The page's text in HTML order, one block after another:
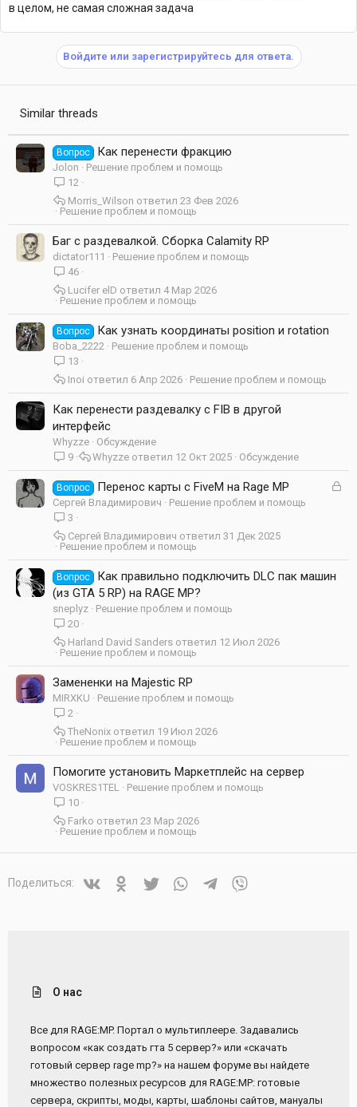
в целом, не самая сложная задача
Войдите или зарегистрируйтесь для ответа.
Similar threads
Вопрос Как перенести фракцию
Jolon
Решение проблем и помощь
12
Решение проблем и помощь
23 Фев 2026
Morris_Wilson
Баг с раздевалкой. Сборка Calamity RP
dictator111
Решение проблем и помощь
46
Решение проблем и помощь
4 Мар 2026
Lucifer elD
Вопрос Как узнать координаты position и rotation
Boba_2222
Решение проблем и помощь
13
Решение проблем и помощь
6 Апр 2026
Inoi
Как перенести раздевалку с FIB в другой
интерфейс
Whyzze
Обсуждение
9
Обсуждение
12 Окт 2025
Whyzze
З
т
Вопрос Перенос карты с FiveM на Rage MP
Сергей Владимирович
Решение проблем и помощь
3
Решение проблем и помощь
31 Дек 2025
Сергей Владимирович
Вопрос
Как правильно подключить DLC пак машин
(из GTA 5 RP) на RAGE MP?
sneplyz
Решение проблем и помощь
20
Решение проблем и помощь
12 Июл 2026
Harland David Sanders
Замененки на Majestic RP
MIRXKU
Решение проблем и помощь
2
Решение проблем и помощь
19 Июл 2026
TheNonix
Помогите установить Маркетплейс на сервер
VOSKRES1TEL
Решение проблем и помощь
10
Решение проблем и помощь
23 Мар 2026
Farko
Поделиться: VkontakteOdnoklassniki
Twitter WhatsAppTelegram
О нас
Все для RAGE:MP. Портал о мультиплеере. Задавались
вопросом «как создать гта 5 сервер?» или «скачать
готовый сервер rage mp?» на нашем форуме вы найдете
множество полезных ресурсов для RAGE:MP: готовые
сервера, скрипты, моды, карты, шаблоны сайтов, мануалы